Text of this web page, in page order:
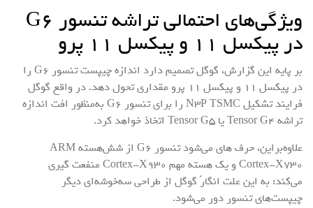
ویژگی‌های احتمالی تراشه تنسور G6
در پیکسل 11 و پیکسل 11 پرو
بر پایه این گزارش، گوگل تصمیم دارد اندازه چیپست تنسور G6 را
در پیکسل 11 و پیکسل 11 پرو مقداری تحول دهد. در واقع گوگل
فرایند تشکیل N3P TSMC را برای تنسور G6 به‌منظور افت اندازه
تراشه Tensor G4 یا Tensor G5 اتخاذ خواهد کرد.
علاوه‌براین، حرف های می‌شود تنسور G6 از شش‌هسته ARM
Cortex-X730 و یک هسته مهم Cortex-X930 منفعت گیری
می‌کند؛ به این علت انگارً گوگل از طراحی سه‌خوشه‌ای دیگر
چیپست‌های تنسور دور می‌شود.